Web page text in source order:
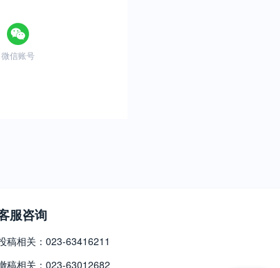
微信账号
服咨询
稿相关：023-63416211
稿相关：023-63012682